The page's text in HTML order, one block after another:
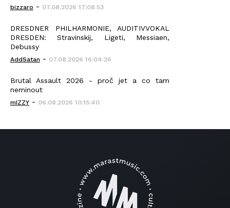
bizzaro - 07.08.2026 17:08:53
DRESDNER PHILHARMONIE, AUDITIVVOKAL
DRESDEN: Stravinskij, Ligeti, Messiaen,
Debussy
AddSatan - 07.08.2026 16:04:26
Brutal Assault 2026 - proč jet a co tam
neminout
mIZZY - 06.08.2026 10:15:40